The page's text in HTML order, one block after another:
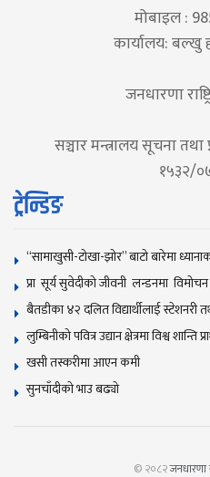
मोबाइल :
कार्यालय: बल्खु
जनधारणा
सञ्चार मन्त्रालय सूचना तथा
१५३२/
ट्रेन्डिङ
“सामाखुसी-टोखा-झोर” बाटो बारेमा
प्रा सूर्य सुवेदीको जीवनी लन्डनमा विमोचन
बैतडीका ४२ दलित विद्यार्थीलाई
लुम्बिनीको पवित्र उद्यान क्षेत्रमा विश्व शान्ति
खसी तस्करीमा आएन कमी
सुनचाँदीकाे भाउ बढ्याे
© २०८२जनधारणा